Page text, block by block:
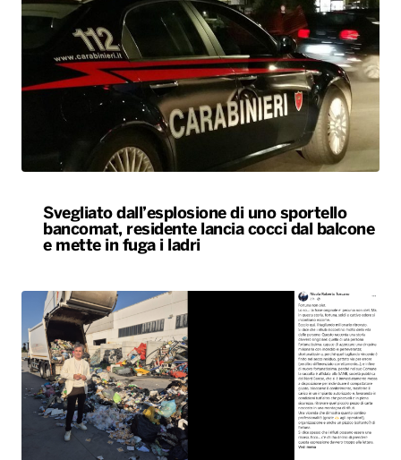
Svegliato dall’esplosione di uno sportello
bancomat, residente lancia cocci dal balcone
e mette in fuga i ladri